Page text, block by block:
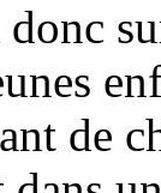
de